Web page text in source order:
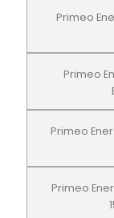
Primeo
Primeo
Primeo
Primeo